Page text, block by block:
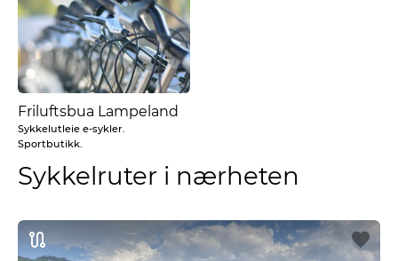
Friluftsbua Lampeland
Sykkelutleie e-sykler.
Sportbutikk.
Sykkelruter i nærheten